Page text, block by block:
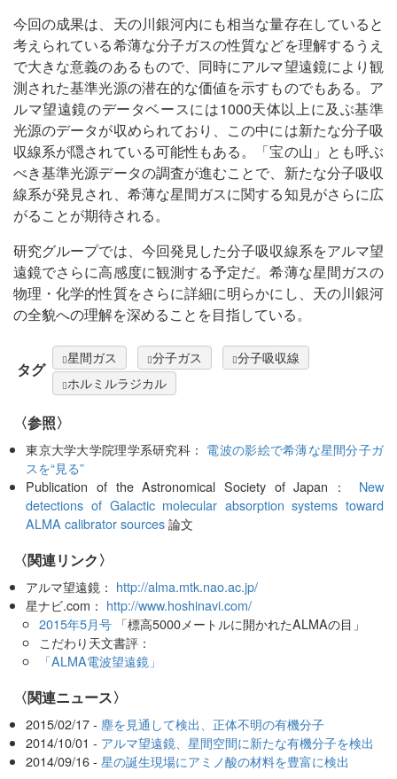
今回の成果は、天の川銀河内にも相当な量存在していると
考えられている希薄な分子ガスの性質などを理解するうえ
で大きな意義のあるもので、同時にアルマ望遠鏡により観
測された基準光源の潜在的な価値を示すものでもある。ア
ルマ望遠鏡のデータベースには1000天体以上に及ぶ基準
光源のデータが収められており、この中には新たな分子吸
収線系が隠されている可能性もある。「宝の山」とも呼ぶ
べき基準光源データの調査が進むことで、新たな分子吸収
線系が発見され、希薄な星間ガスに関する知見がさらに広
がることが期待される。
研究グループでは、今回発見した分子吸収線系をアルマ望
遠鏡でさらに高感度に観測する予定だ。希薄な星間ガスの
物理・化学的性質をさらに詳細に明らかにし、天の川銀河
の全貌への理解を深めることを目指している。
タグ
星間ガス 分子ガス
分子吸収線
ホルミルラジカル
〈参照〉
東京大学大学院理学系研究科： 電波の影絵で希薄な星間分子ガ
スを“見る”
Publication of the Astronomical Society of Japan： New
detections of Galactic molecular absorption systems toward
ALMA calibrator sources論文
〈関連リンク〉
アルマ望遠鏡： http://alma.mtk.nao.ac.jp/
星ナビ.com： http://www.hoshinavi.com/
2015年5月号「標高5000メートルに開かれたALMAの目」
こだわり天文書評：
「ALMA電波望遠鏡」
〈関連ニュース〉
2015/02/17 -塵を見通して検出、正体不明の有機分子
2014/10/01 - アルマ望遠鏡、星間空間に新たな有機分子を検出
2014/09/16 -星の誕生現場にアミノ酸の材料を豊富に検出